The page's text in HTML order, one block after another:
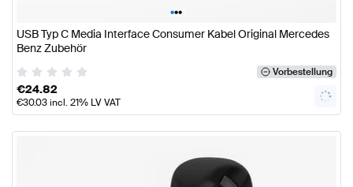
•••
USB Typ C Media Interface Consumer Kabel Original Mercedes
Benz Zubehör
Vorbestellung
€24.82
€30.03incl. 21% LV VAT